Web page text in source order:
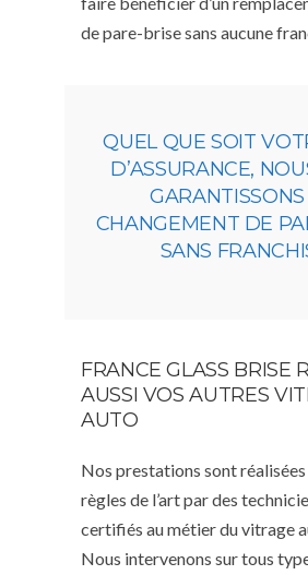
de pare-brise sans aucune
QUEL QUE SOIT
D’ASSURANCE,
CHANGEMENT DE
SANS
FRANCE GLASS BRISE
AUSSI VOS AUTRES
AUTO
Nos prestations sont réalisées
règles de l’art par des
certifiés au métier du vitrage
Nous intervenons sur tous